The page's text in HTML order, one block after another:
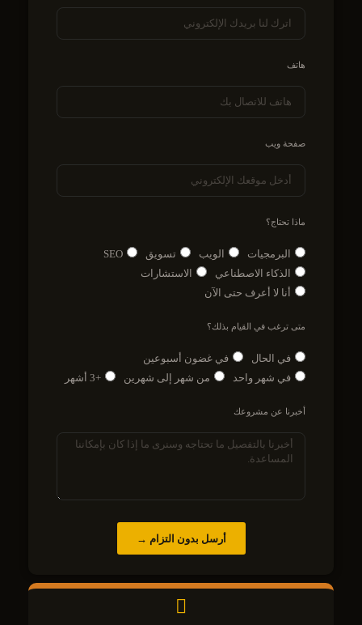
هاتف
صفحة ويب
ماذا تحتاج؟
البرمجيات الويب تسويق
SEO
الذكاء الاصطناعي
الاستشارات
أنا لا أعرف حتى الآن
متى ترغب في القيام بذلك؟
في الحال
في غضون أسبوعين
في شهر واحد
من شهر إلى شهرين +3 أشهر
أخبرنا عن مشروعك
أرسل بدون التزام →